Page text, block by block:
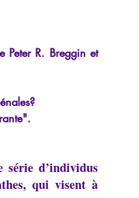
Peter R. Breggin et
série d’individus
qui visent à